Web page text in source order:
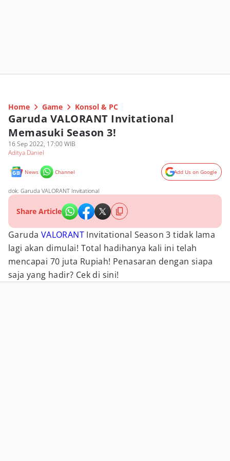
Home Game Konsol & PC
Garuda VALORANT Invitational
Memasuki Season 3!
16 Sep 2022, 17:00 WIB
Aditya Daniel
News Channel Add Us on Google
dok. Garuda VALORANT Invitational
Share Article
Garuda VALORANT Invitational Season 3 tidak lama
lagi akan dimulai! Total hadihanya kali ini telah
mencapai 70 juta Rupiah! Penasaran dengan siapa
saja yang hadir? Cek di sini!